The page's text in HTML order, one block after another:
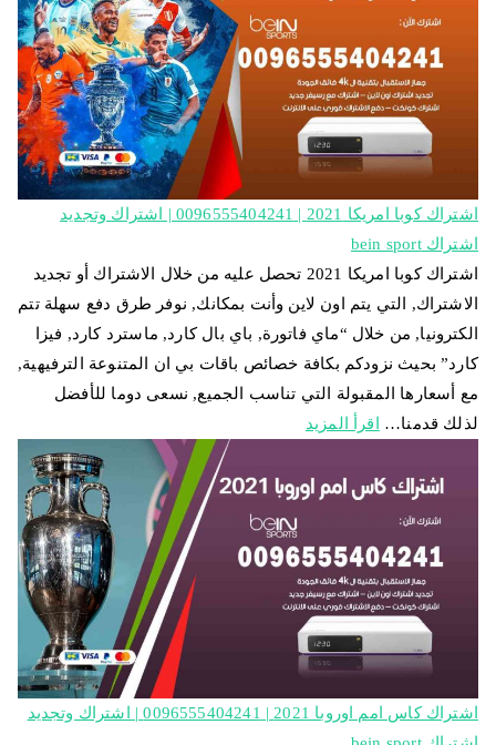
اشتراك كوبا امريكا 2021 | 0096555404241 | اشتراك وتجديد
اشتراك bein sport
اشتراك كوبا امريكا 2021 تحصل عليه من خلال الاشتراك أو تجديد
الاشتراك, التي يتم اون لاين وأنت بمكانك, نوفر طرق دفع سهلة تتم
الكترونيا, من خلال “ماي فاتورة, باي بال كارد, ماسترد كارد, فيزا
كارد” بحيث نزودكم بكافة خصائص باقات بي ان المتنوعة الترفيهية,
مع أسعارها المقبولة التي تناسب الجميع, نسعى دوما للأفضل
لذلك قدمنا…
اقرأ المزيد
اشتراك كاس امم اوروبا 2021 | 0096555404241 | اشتراك وتجديد